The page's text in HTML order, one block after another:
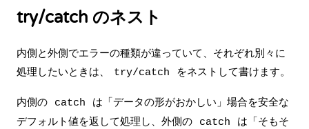
try/catch のネスト
内側と外側でエラーの種類が違っていて、それぞれ別々に
処理したいときは、
try/catch をネストして書けます。
内側の catch
は「データの形がおかしい」場合を安全な
デフォルト値を返して処理し、外側の
catch
は「そもそ